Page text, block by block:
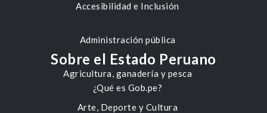
Accesibilidad e Inclusión
Administración pública
Agricultura, ganadería y pesca
Arte, Deporte y Cultura
Sobre el Estado Peruano
¿Qué es Gob.pe?